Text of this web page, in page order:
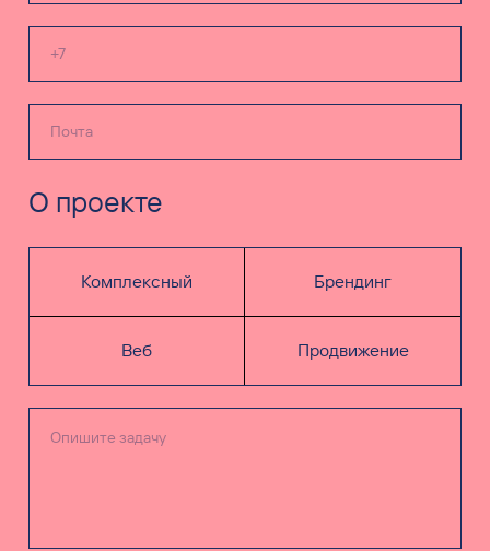
О проекте
Комплексный Брендинг
Веб Продвижение